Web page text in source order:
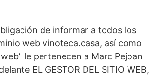
de informar a todos los
web vinoteca.casa, así como
le pertenecen a Marc Pejoan
EL GESTOR DEL SITIO WEB,